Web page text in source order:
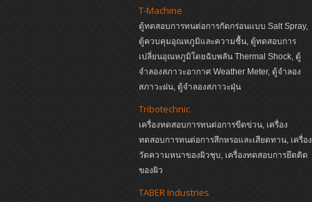
T-Machine
ตู้ทดสอบการทนต่อการกัดกร่อนแบบ Salt Spray,
ตู้ควบคุมอุณหภูมิและความชื้น, ตู้ทดสอบการ
เปลี่ยนอุณหภูมิโดยฉับพลัน Thermal Shock, ตู้
จำลองสภาวะอากาศ Weather Meter, ตู้จำลอง
สภาวะฝน, ตู้จำลองสภาวะฝุ่น
Tribotechnic
เครื่องทดสอบการทนต่อการขีดข่วน, เครื่อง
ทดสอบการทนต่อการสึกหรอและเสียดทาน, เครื่อง
วัดความหนาของผิวชุบ, เครื่องทดสอบการยึดติด
ของผิว
TABER Industries